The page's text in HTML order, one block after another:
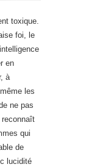
toxique.
foi, le
en
à
les
ne pas
reconnaît
qui
de
lucidité